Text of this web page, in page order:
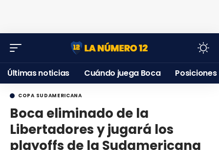
Últimas noticias Cuándo juega Boca Posiciones
COPA SUDAMERICANA
Boca eliminado de la
Libertadores y jugará los
playoffs de la Sudamericana